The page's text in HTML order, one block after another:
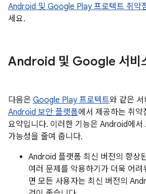
Android 및 Google Play 프로텍트 취약
세요.
Android 및 Google 서비
다음은 Google Play 프로텍트와 같은
Android 보안 플랫폼에서 제공하는 취
요약입니다. 이러한 기능은 Android에서
가능성을 줄여 줍니다.
Android 플랫폼 최신 버전의 향상
여러 문제를 악용하기가 더욱 어
면 모든 사용자는 최신 버전의